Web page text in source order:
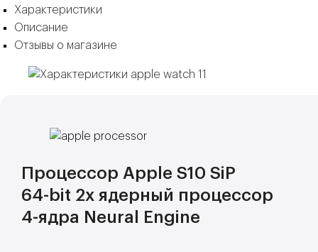
Характеристики
Описание
Отзывы о магазине
Процессор Apple S10 SiP
64-bit 2х ядерный процессор
4-ядра Neural Engine